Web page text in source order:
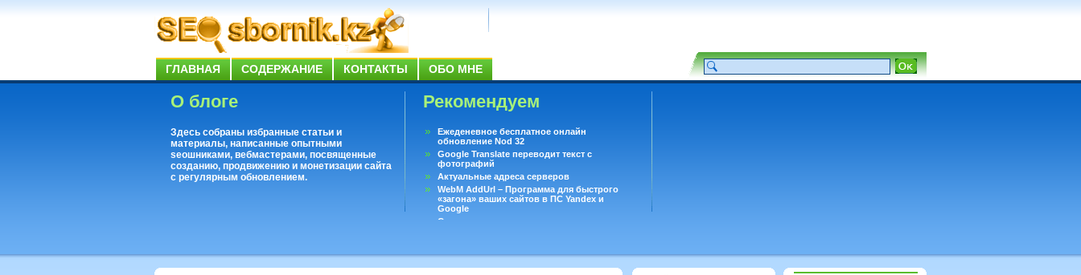
ГЛАВНАЯ СОДЕРЖАНИЕ КОНТАКТЫ ОБО МНЕ
О блоге
Здесь собраны избранные статьи и
материалы, написанные опытными
seoшниками, вебмастерами, посвященные
созданию, продвижению и монетизации сайта
с регулярным обновлением.
Рекомендуем
Ежеденевное бесплатное онлайн
обновление Nod 32
Google Translate переводит текст с
фотографий
Актуальные адреса серверов
WebM AddUrl – Программа для быстрого
«загона» ваших сайтов в ПС Yandex и
Google
Существует вопросы, на которые не может